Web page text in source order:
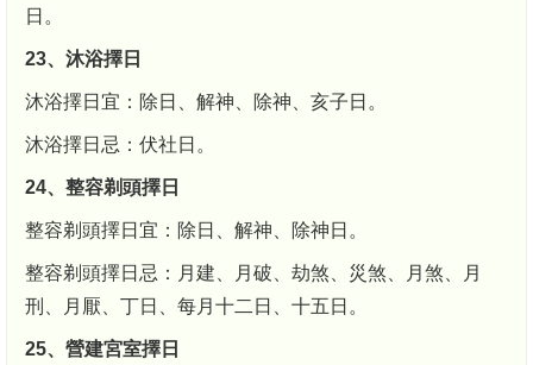
日。
23、沐浴擇日
沐浴擇日宜：除日、解神、除神、亥子日。
沐浴擇日忌：伏社日。
24、整容剃頭擇日
整容剃頭擇日宜：除日、解神、除神日。
整容剃頭擇日忌：月建、月破、劫煞、災煞、月煞、月
刑、月厭、丁日、每月十二日、十五日。
25、營建宮室擇日